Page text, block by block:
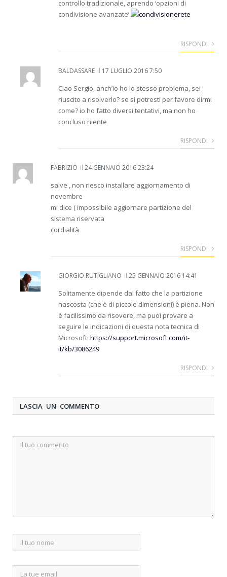
controllo tradizionale, aprendo ‘opzioni di
condivisione avanzate’.
RISPONDI
BALDASSARE il 17 LUGLIO 2016 7:50
Ciao Sergio, anch’io ho lo stesso problema, sei
riuscito a risolverlo? se sì potresti per favore dirmi
come? io ho fatto diversi tentativi, ma non ho
concluso niente
RISPONDI
FABRIZIO il 24 GENNAIO 2016 23:24
salve , non riesco installare aggiornamento di
novembre
mi dice ( impossibile aggiornare partizione del
sistema riservata
cordialità
RISPONDI
GIORGIO RUTIGLIANO il 25 GENNAIO 2016 14:41
Solitamente dipende dal fatto che la partizione
nascosta (che è di piccole dimensioni) è piena. Non
è facilissimo da risovere, ma puoi provare a
seguire le indicazioni di questa nota tecnica di
Microsoft: https://support.microsoft.com/it-
it/kb/3086249
RISPONDI
LASCIA UN COMMENTO